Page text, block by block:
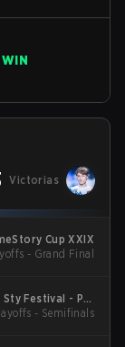
WIN
Victorias
Cup XXIX
- Grand Final
Sty Festival - PiG
Festival Season 7
- Semifinals